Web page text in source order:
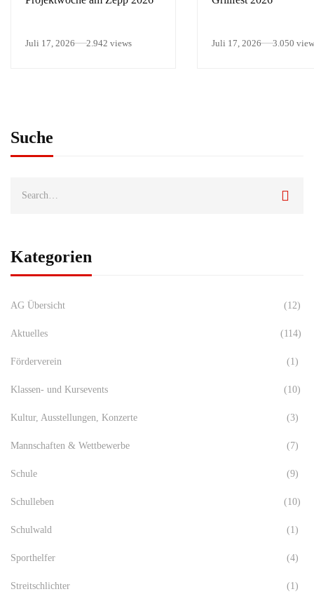
Juli 17, 2026 2.942 views Juli 17, 2026 3.050
Suche
Kategorien
AG Übersicht (12)
Aktuelles (114)
Förderverein (1)
Klassen- und Kursevents (10)
Kultur, Ausstellungen, Konzerte (3)
Mannschaften & Wettbewerbe (7)
Schule (9)
Schulleben (10)
Schulwald (1)
Sporthelfer (4)
Streitschlichter (1)